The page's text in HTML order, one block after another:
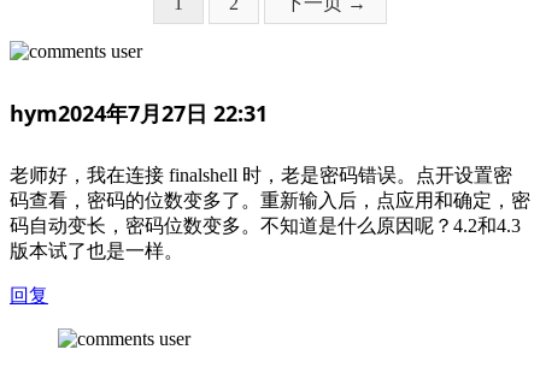
面
面
hym2024年7月27日 22:31
老师好，我在连接 finalshell 时，老是密码错误。点开设置密
码查看，密码的位数变多了。重新输入后，点应用和确定，密
码自动变长，密码位数变多。不知道是什么原因呢？4.2和4.3
版本试了也是一样。
回复